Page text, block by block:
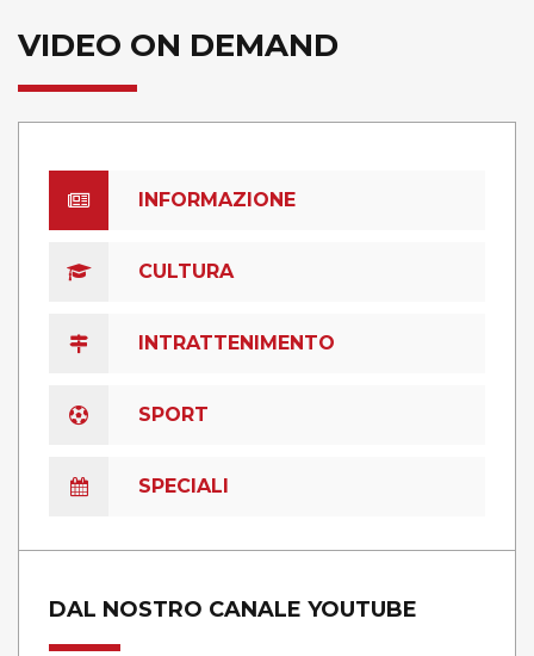
VIDEO ON DEMAND
INFORMAZIONE
CULTURA
INTRATTENIMENTO
SPORT
SPECIALI
DAL NOSTRO CANALE YOUTUBE